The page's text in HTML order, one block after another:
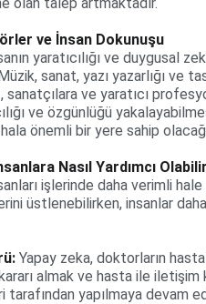
ve İnsan Dokunuşu
yaratıcılığı ve duygusal
sanat, yazı yazarlığı ve
sanatçılara ve yaratıcı
ve özgünlüğü
önemli bir yere sahip
Nasıl Yardımcı
işlerinde daha verimli hale
üstlenebilirken, insanlar
Yapay zeka, doktorların
almak ve hasta ile
yapılmaya devam